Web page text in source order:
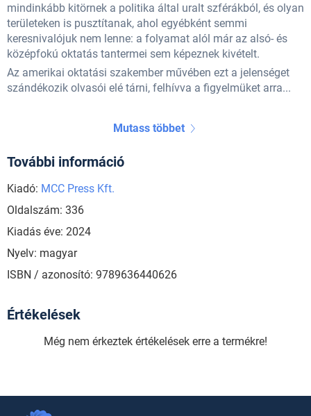
mindinkább kitörnek a politika által uralt szférákból, és olyan
területeken is pusztítanak, ahol egyébként semmi
keresnivalójuk nem lenne: a folyamat alól már az alsó- és
középfokú oktatás tantermei sem képeznek kivételt.
Az amerikai oktatási szakember művében ezt a jelenséget
szándékozik olvasói elé tárni, felhívva a figyelmüket arra...
Mutass többet
További információ
Kiadó: MCC Press Kft.
Oldalszám: 336
Kiadás éve: 2024
Nyelv: magyar
ISBN / azonosító: 9789636440626
Értékelések
Még nem érkeztek értékelések erre a termékre!